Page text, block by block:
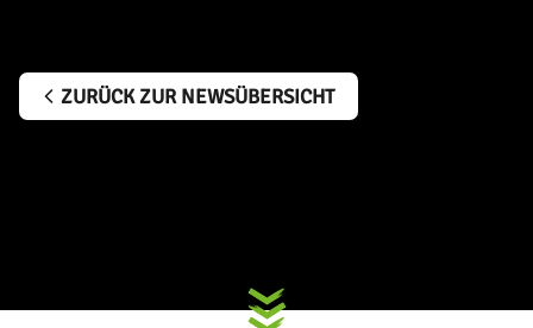
ZURÜCK ZUR NEWSÜBERSICHT